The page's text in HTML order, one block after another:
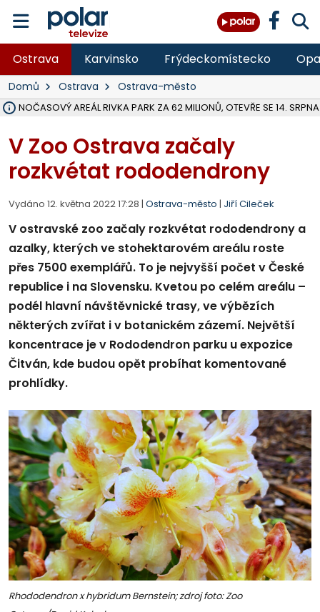
Ostrava Karvinsko Frýdeckomístecko
Domů Ostrava Ostrava-město
AREÁL RIVKA PARK ZA 62 MILIONŮ, OTEVŘE SE 14. SRPNA
V Zoo Ostrava začaly
rozkvétat rododendrony
Vydáno 12. května 2022 17:28 | Ostrava-město | Jiří Cileček
V ostravské zoo začaly rozkvétat rododendrony a
azalky, kterých ve stohektarovém areálu roste
přes 7500 exemplářů. To je nejvyšší počet v České
republice i na Slovensku. Kvetou po celém areálu –
podél hlavní návštěvnické trasy, ve výbězích
některých zvířat i v botanickém zázemí. Největší
koncentrace je v Rododendron parku u expozice
Čitván, kde budou opět probíhat komentované
prohlídky.
Rhododendron x hybridum Bernstein; zdroj foto: Zoo